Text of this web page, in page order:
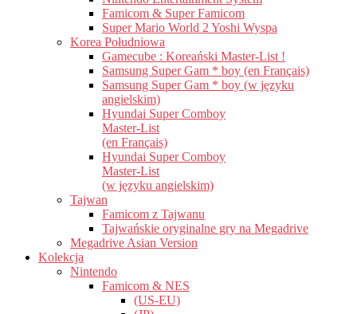
Famicom & Super Famicom
Super Mario World 2 Yoshi Wyspa
Korea Południowa
Gamecube : Koreański Master-List !
Samsung Super Gam * boy (en Français)
Samsung Super Gam * boy (w języku
angielskim)
Hyundai Super Comboy
Master-List
(en Français)
Hyundai Super Comboy
Master-List
(w języku angielskim)
Tajwan
Famicom z Tajwanu
Tajwańskie oryginalne gry na Megadrive
Megadrive Asian Version
Kolekcja
Nintendo
Famicom & NES
(US-EU)